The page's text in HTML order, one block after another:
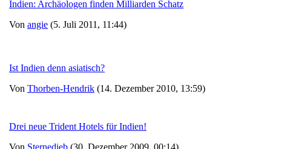
Indien: Archäologen finden Milliarden Schatz
Von angie (5. Juli 2011, 11:44)
Ist Indien denn asiatisch?
Von Thorben-Hendrik (14. Dezember 2010, 13:59)
Drei neue Trident Hotels für Indien!
Von Sternedieb (30. Dezember 2009, 00:14)